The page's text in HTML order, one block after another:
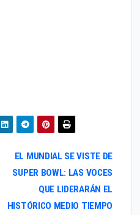
EL MUNDIAL SE VISTE DE
SUPER BOWL: LAS VOCES
QUE LIDERARÁN EL
HISTÓRICO MEDIO TIEMPO